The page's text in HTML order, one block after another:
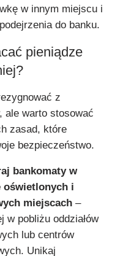
w innym miejscu i
do banku.
pieniądze
z
ale warto stosować
zasad, które
bezpieczeństwo.
bankomaty w
oświetlonych i
miejscach –
w pobliżu oddziałów
lub centrów
Unikaj